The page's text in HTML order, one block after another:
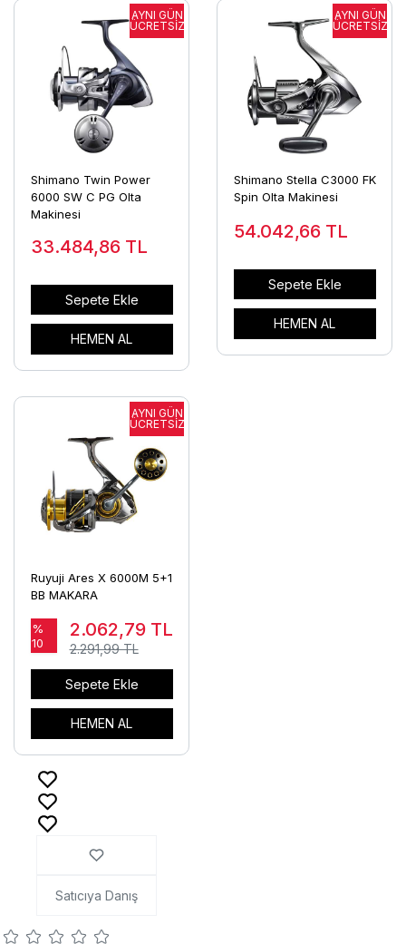
Shimano Twin Power
6000 SW C PG Olta
Makinesi
33.484,86 TL
Sepete Ekle
HEMEN AL
Shimano Stella C3000 FK
Spin Olta Makinesi
54.042,66 TL
Sepete Ekle
HEMEN AL
Ruyuji Ares X 6000M 5+1
BB MAKARA
%
10
2.062,79 TL
2.291,99 TL
Sepete Ekle
HEMEN AL
Satıcıya Danış